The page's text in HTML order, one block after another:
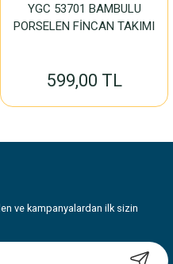
YGC 53701 BAMBULU
PORSELEN FİNCAN TAKIMI
599,00 TL
ve kampanyalardan ilk sizin